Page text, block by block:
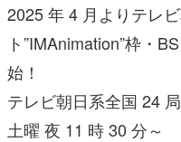
2025 年 4 月よりテレ
ト”IMAnimation”枠・
始！
テレビ朝日系全国 24
土曜 夜 11 時 30 分～